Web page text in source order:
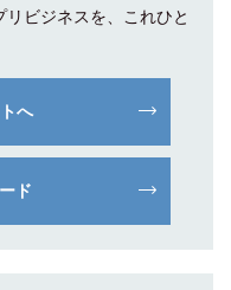
リビジネスを、これひと
へ
ド